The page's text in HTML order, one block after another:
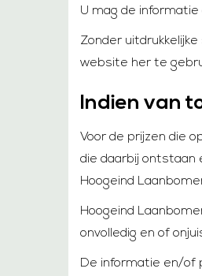
U mag de
Zonder
website her te
Indien van
Voor de prijzen die
die daarbij ontstaan
Hoogeind
Hoogeind
onvolledig en of
De informatie en/of